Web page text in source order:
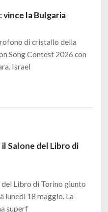
la Bulgaria
di cristallo della
Song Contest 2026 con
Israel
il Salone del Libro di
del Libro di Torino giunto
lunedì 18 maggio. La
superf